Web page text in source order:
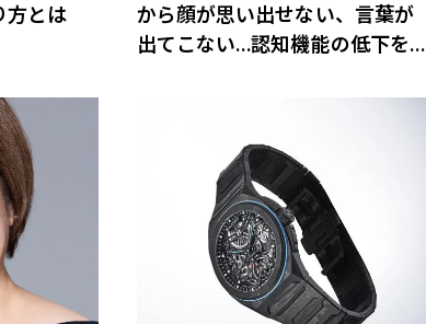
方とは
から顔が思い出せない、言葉が
出てこない…認知機能の低下を